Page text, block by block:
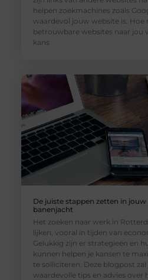
helpen zoekmachines zoals
waardevol jouw website is. Hoe
betrouwbare websites naar jou
kans
De juiste stappen zetten in
banenjacht
Het zoeken naar werk in
lijken, vooral in tijden van
Gelukkig zijn er strategieën en
kunnen helpen je kansen te
te solliciteren. Deze blogpost
waardevolle tips en advies over